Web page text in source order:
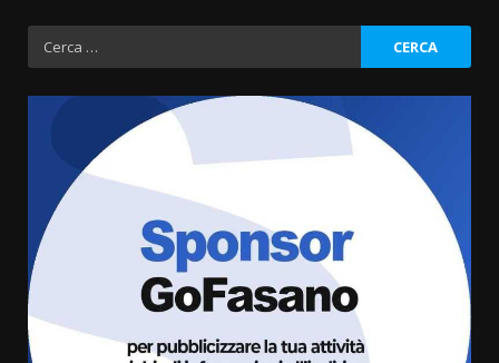
Ricerca
per:
Fasanese ferito a colpi di arma
da fuoco
6 Agosto 2026 18:13